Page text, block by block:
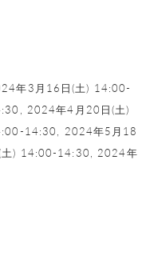
年3月16日(土) 14:00-
2024年4月20日(土)
14:30, 2024年5月18
) 14:00-14:30, 2024年